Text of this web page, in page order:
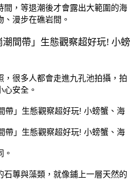
，等退潮後才會露出大範圍的海
漫步在礁岩間。
很多人都會走進九孔池拍攝，拍
安全。
蓴與藻類，就像鋪上一層天然的